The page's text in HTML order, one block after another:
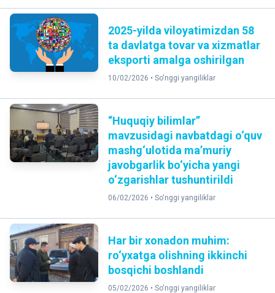
2025-yilda viloyatimizdan 58
ta davlatga tovar va xizmatlar
eksporti amalga oshirilgan
10/02/2026 • So'nggi yangiliklar
“Huquqiy bilimlar”
mavzusidagi navbatdagi o‘quv
mashg‘ulotida ma’muriy
javobgarlik bo‘yicha yangi
o‘zgarishlar tushuntirildi
06/02/2026 • So'nggi yangiliklar
Har bir xonadon muhim:
ro‘yxatga olishning ikkinchi
bosqichi boshlandi
05/02/2026 • So'nggi yangiliklar